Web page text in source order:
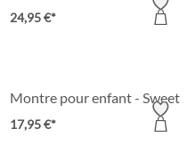
24,95 €*
Color
Montre pour enfant - Sweet
17,95 €*